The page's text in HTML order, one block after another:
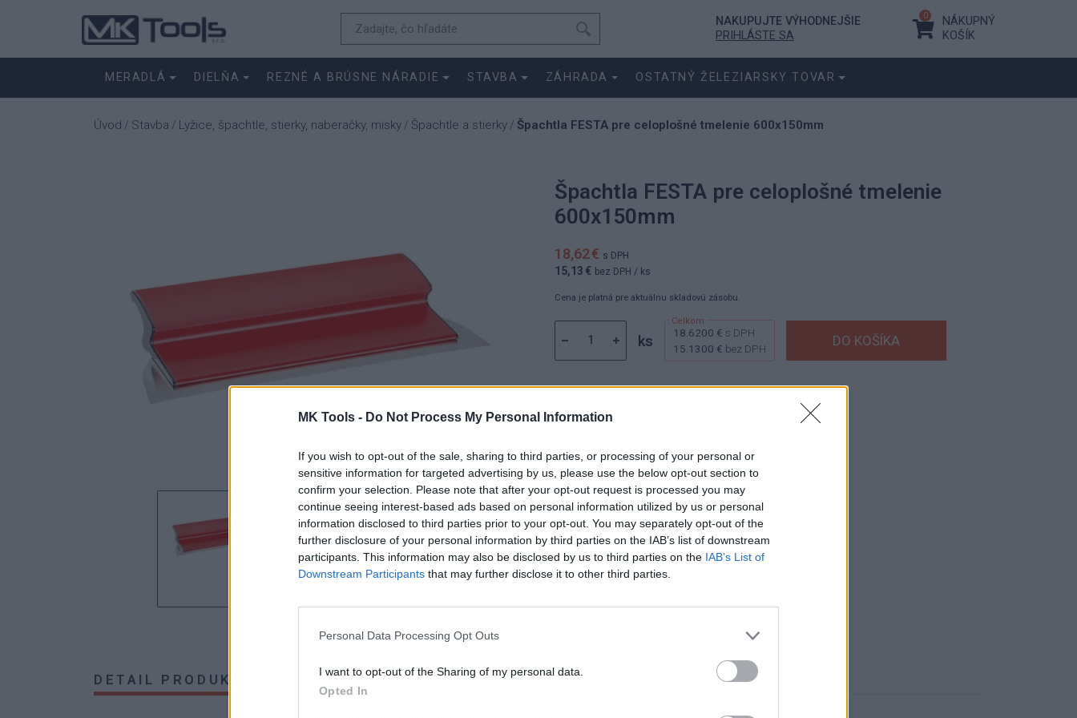
MK Tools - Do Not Process My Personal Information
If you wish to opt-out of the sale, sharing to third parties, or processing of your personal or
sensitive information for targeted advertising by us, please use the below opt-out section to
confirm your selection. Please note that after your opt-out request is processed you may
continue seeing interest-based ads based on personal information utilized by us or personal
information disclosed to third parties prior to your opt-out. You may separately opt-out of the
further disclosure of your personal information by third parties on the IAB’s list of downstream
participants. This information may also be disclosed by us to third parties on the IAB’s List of
Downstream Participants that may further disclose it to other third parties.
Personal Data Processing Opt Outs
I want to opt-out of the Sharing of my personal data.
Opted In
NAKUPUJTE VÝHODNEJŠIE
PRIHLÁSTE SA
0
NÁKUPNÝ
KOŠÍK
MERADLÁ DIELŇA REZNÉ A BRÚSNE NÁRADIE STAVBA ZÁHRADA OSTATNÝ ŽELEZIARSKY TOVAR
Úvod / Stavba / Lyžice, špachtle, stierky, naberačky, misky / Špachtle a stierky / Špachtla FESTA pre celoplošné tmelenie 600x150mm
Špachtla FESTA pre celoplošné tmelenie
600x150mm
18,62 € s DPH
15,13 € bez DPH / ks
Cena je platná pre aktuálnu skladovú zásobu.
ks 18.6200 € s DPH
15.1300 € bez DPH
Dostupnosť:Skladom
Balenie:
EAN: 8590804097396
Kód:531557
Značka:FESTA
DETAIL PRODUKTU HODNOTENIE PRODUKTU